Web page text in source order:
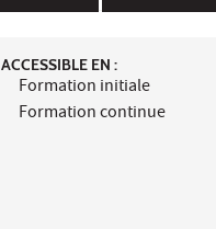
ACCESSIBLE EN :
Formation initiale
Formation continue